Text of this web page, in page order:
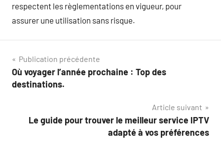
respectent les règlementations en vigueur, pour
assurer une utilisation sans risque.
Navigation
de
Publication précédente
Où voyager l’année prochaine : Top des
destinations.
Article suivant
Le guide pour trouver le meilleur service IPTV
adapté à vos préférences